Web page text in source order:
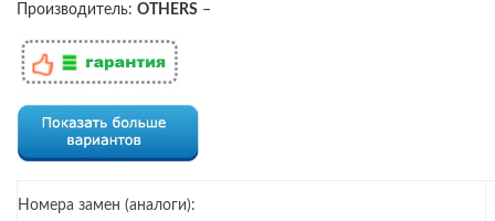
Производитель: OTHERS –
Номера замен (аналоги):